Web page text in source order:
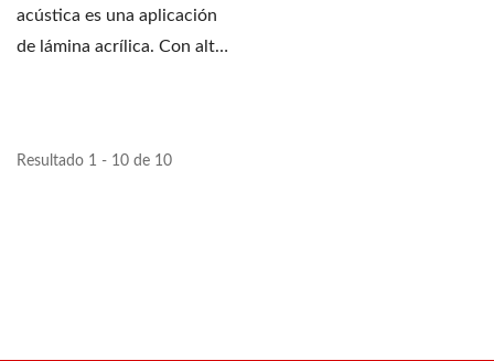
acústica es una aplicación
de lámina acrílica. Con alta
Resultado 1 - 10 de 10